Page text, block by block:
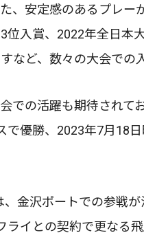
、安定感のあるプレー
位入賞、2022年全日本
など、数々の大会での
での活躍も期待されて
で優勝、2023年7月18
金沢ポートでの参戦
イとの契約で更なる飛